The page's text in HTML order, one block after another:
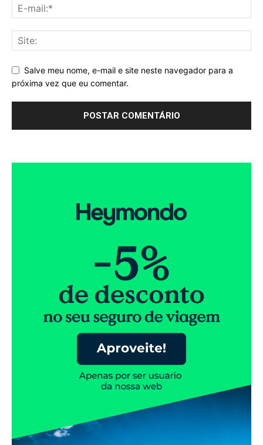
Salve meu nome, e-mail e site neste navegador para a
próxima vez que eu comentar.